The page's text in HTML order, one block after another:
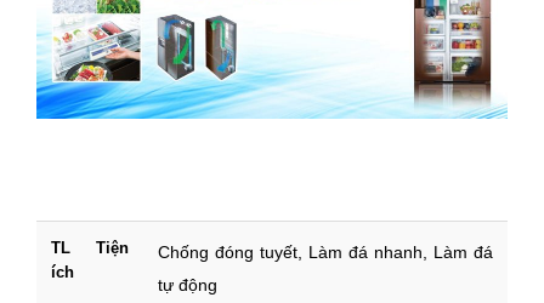
TL Tiện
ích
Chống đóng tuyết, Làm đá nhanh, Làm đá
tự động